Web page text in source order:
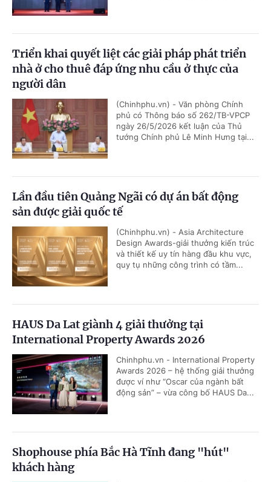
Triển khai quyết liệt các giải pháp phát triển
nhà ở cho thuê đáp ứng nhu cầu ở thực của
người dân
(Chinhphu.vn) - Văn phòng Chính
phủ có Thông báo số 262/TB-VPCP
ngày 26/5/2026 kết luận của Thủ
tướng Chính phủ Lê Minh Hưng tại...
Lần đầu tiên Quảng Ngãi có dự án bất động
sản được giải quốc tế
(Chinhphu.vn) - Asia Architecture
Design Awards-giải thưởng kiến trúc
và thiết kế uy tín hàng đầu khu vực,
quy tụ những công trình có tầm...
HAUS Da Lat giành 4 giải thưởng tại
International Property Awards 2026
Chinhphu.vn - International Property
Awards 2026 – hệ thống giải thưởng
được ví như “Oscar của ngành bất
động sản” – vừa công bố HAUS Da...
Shophouse phía Bắc Hà Tĩnh đang "hút"
khách hàng